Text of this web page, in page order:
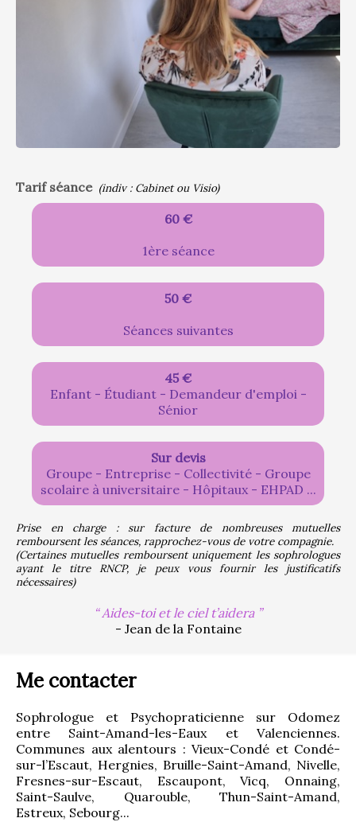
Tarif séance (indiv : Cabinet ou Visio)
60 €
1ère séance
50 €
Séances suivantes
45 €
Enfant - Étudiant - Demandeur d'emploi -
Sénior
Sur devis
Groupe - Entreprise - Collectivité - Groupe
scolaire à universitaire - Hôpitaux - EHPAD ...
Prise en charge : sur facture de nombreuses mutuelles
remboursent les séances, rapprochez-vous de votre compagnie.
(Certaines mutuelles remboursent uniquement les sophrologues
ayant le titre RNCP, je peux vous fournir les justificatifs
nécessaires)
Aides-toi et le ciel t’aidera
- Jean de la Fontaine
Me contacter
Sophrologue et Psychopraticienne sur Odomez
entre Saint-Amand-les-Eaux et Valenciennes.
Communes aux alentours : Vieux-Condé et Condé-
sur-l’Escaut, Hergnies, Bruille-Saint-Amand, Nivelle,
Fresnes-sur-Escaut, Escaupont, Vicq, Onnaing,
Saint-Saulve, Quarouble, Thun-Saint-Amand,
Estreux, Sebourg...